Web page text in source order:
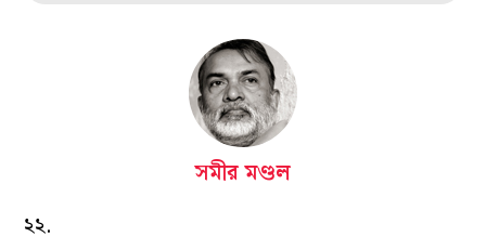
সমীর মণ্ডল
২২.